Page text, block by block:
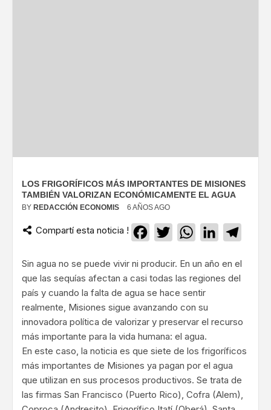
LOS FRIGORÍFICOS MÁS IMPORTANTES DE MISIONES
TAMBIÉN VALORIZAN ECONÓMICAMENTE EL AGUA
BY REDACCIÓN ECONOMIS 6 AÑOS AGO
Compartí esta noticia ! Facebook
TwitterWhatsApp
LinkedIn
Sin agua no se puede vivir ni producir. En un año en el
que las sequías afectan a casi todas las regiones del
país y cuando la falta de agua se hace sentir
realmente, Misiones sigue avanzando con su
innovadora política de valorizar y preservar el recurso
más importante para la vida humana: el agua.
En este caso, la noticia es que siete de los frigoríficos
más importantes de Misiones ya pagan por el agua
que utilizan en sus procesos productivos. Se trata de
las firmas San Francisco (Puerto Rico), Cofra (Alem),